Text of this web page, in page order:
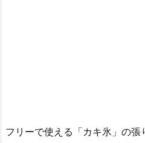
フリーで使える「カキ氷」の